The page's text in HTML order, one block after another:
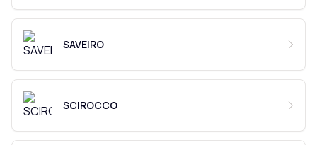
SAVEIRO
SCIROCCO